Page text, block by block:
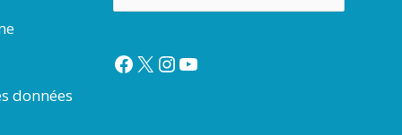
données
Facebook
X Instagram
YouTube